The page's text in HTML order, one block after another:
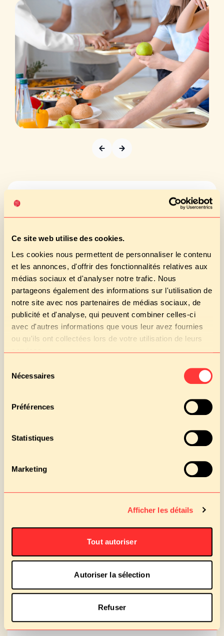
Ce site web utilise des cookies.
Les cookies nous permettent de personnaliser le contenu
et les annonces, d'offrir des fonctionnalités relatives aux
médias sociaux et d'analyser notre trafic. Nous
partageons également des informations sur l'utilisation de
notre site avec nos partenaires de médias sociaux, de
publicité et d'analyse, qui peuvent combiner celles-ci
avec d'autres informations que vous leur avez fournies
ou qu'ils ont collectées lors de votre utilisation de leurs
services.
Nécessaires
Préférences
Statistiques
Marketing
Afficher les détails
Tout autoriser
Autoriser la sélection
Refuser
Le Brésil : entre traditions
locales et inclusion sociale 🚸
Le Brésil se distingue par son approche inclusive et
Escolar(PNAE), chaque élève, même dans les régions
les plus reculées, a accès à des repas sains et
équilibrés.Les menus reflètent la richesse culinaire
locale, avec du manioc, des haricots noirs, du riz, et
des fruits tropicaux comme la papaye ou la mangue.
Dans certaines écoles, desprojets éducatifs
enseignent aux enfants comment cultiver et cuisiner
le manioc, une ressource centrale de leur
alimentation. Cette initiative rapproche les élèves de
leur patrimoine agricole tout en soutenant les petits
Les États-Unis : un tournant
vers des repas plus sains ✅